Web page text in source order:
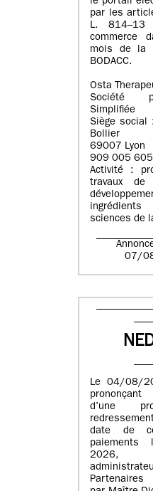
par les
L.
commerce
mois de la
BODACC.
Osta
Société
Simplifiée
Siège social
Bollier
69007 Lyon
909 005 605
Activité :
travaux de
sciences de
07/
Le 04/08/
d’une
date de
2026,